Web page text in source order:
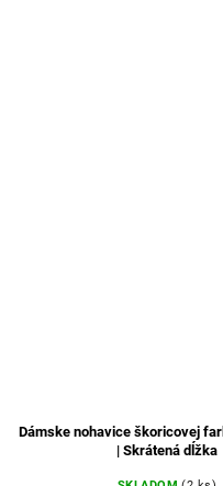
Dámske nohavice škoricovej
| Skrátená dĺžka